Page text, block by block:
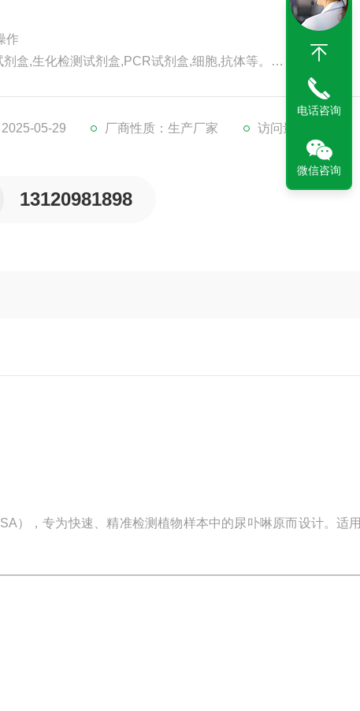
作
盒,生化检测试剂盒,PCR试剂盒,细胞,抗体等。
05-29 厂商性质：生产厂家 访问量：205
13120981898
），专为快速、精准检测植物样本中的尿卟啉原而设计。适
电话咨询
微信咨询